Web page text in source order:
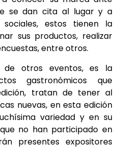
se dan cita al lugar y a
estos tienen la
sus productos, realizar
entre otros.
de otros eventos, es la
gastronómicos que
tratan de tener al
nuevas, en esta edición
variedad y en su
no han participado en
presentes expositores